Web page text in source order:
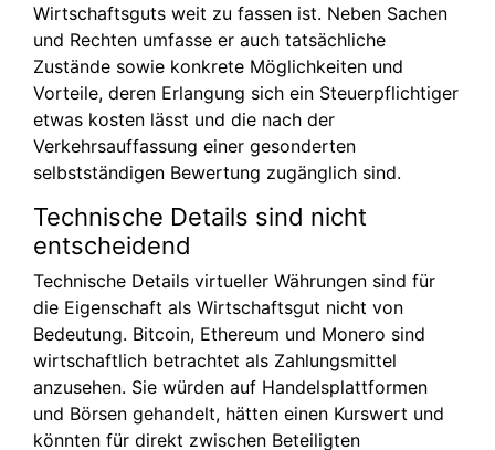
Wirtschaftsguts weit zu fassen ist. Neben Sachen
und Rechten umfasse er auch tatsächliche
Zustände sowie konkrete Möglichkeiten und
Vorteile, deren Erlangung sich ein Steuerpflichtiger
etwas kosten lässt und die nach der
Verkehrsauffassung einer gesonderten
selbstständigen Bewertung zugänglich sind.
Technische Details sind nicht
entscheidend
Technische Details virtueller Währungen sind für
die Eigenschaft als Wirtschaftsgut nicht von
Bedeutung. Bitcoin, Ethereum und Monero sind
wirtschaftlich betrachtet als Zahlungsmittel
anzusehen. Sie würden auf Handelsplattformen
und Börsen gehandelt, hätten einen Kurswert und
könnten für direkt zwischen Beteiligten